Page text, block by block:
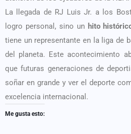
La llegada de RJ Luis Jr. a los
logro personal, sino un hito
tiene un representante en la liga de
del planeta. Este acontecimiento
que futuras generaciones de
soñar en grande y ver el deporte
excelencia internacional.
Me gusta esto: